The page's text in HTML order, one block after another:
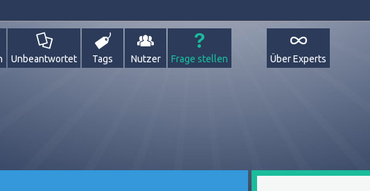
Unbeantwortet Tags Nutzer Frage stellen Über Experts